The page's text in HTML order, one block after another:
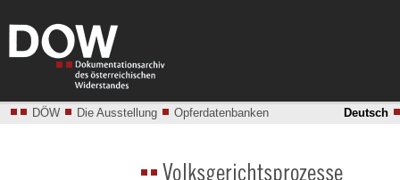
DÖW Die Ausstellung Opferdatenbanken Deutsch